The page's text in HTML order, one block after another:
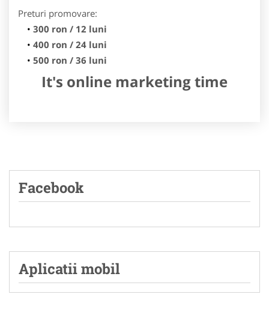
Preturi promovare:
300 ron / 12 luni
400 ron / 24 luni
500 ron / 36 luni
It's online marketing time
Facebook
Aplicatii mobil